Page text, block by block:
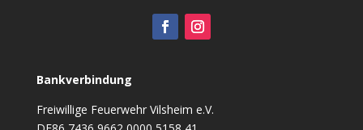
Bankverbindung
Freiwillige Feuerwehr Vilsheim e.V.